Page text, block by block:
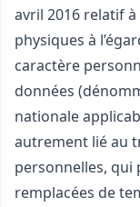
avril 2016 relatif
physiques à
caractère
données
nationale
autrement lié au
personnelles, qui
remplacées de